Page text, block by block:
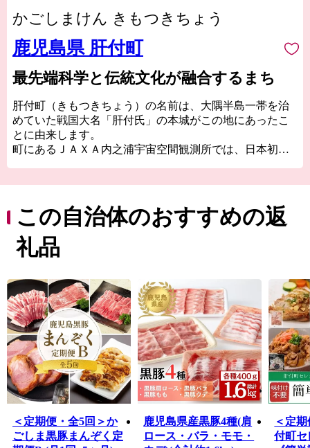
かごしまけん きもつきちょう
鹿児島県 肝付町
最先端科学と伝統文化が融合するまち
肝付町（きもつきちょう）の名前は、大隅半島一帯を治
めていた戦国大名「肝付氏」の本城がこの地にあったこ
とに由来します。
町にあるＪＡＸＡ内之浦宇宙空間観測所では、日本初の
た。ロケットの見学席からは打上げ直後にくる地響きと
「バリバリ」という空を引き裂くような音を間近で感じ
ることができます。
約900年の歴史を誇る肝付町の流鏑馬（やぶさめ）の射手
習を重ね、馬上から手放しで弓を射るその成長の姿は感
動を覚えます。
他にもウミガメが産卵に訪れる海岸や手つかずの樹木が
残る照葉樹林帯など史跡と自然が見どころ満載です。
この自治体のおすすめの返
礼品
＜定期便・全5回＞か
ごしま黒豚まんぞく定
鹿児島県産黒豚4種(肩
ロース・バラ・モモ・
＜定
付町セ